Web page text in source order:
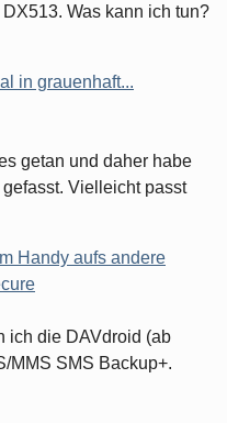
Was kann ich tun?
in grauenhaft...
getan und daher habe
Vielleicht passt
Handy aufs andere
ich die DAVdroid (ab
MMS SMS Backup+.